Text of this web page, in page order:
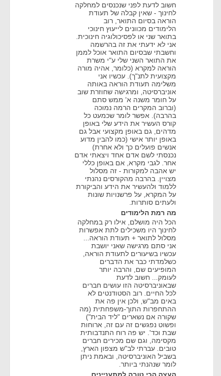
חשוב לדעת לפני שנכנסים למחלקה
לחינוך - שאין קבלה של תעודת
הוראה בסיום התואר, רוב
הלימודים מכוונים לייעוץ חינוכי
בתואר שני או לפסיכולוגיה חינוכית.
אני לא ידעתי את זה בהרשמה
וחשבתי שבסיום התואר אוכל לממן
את התואר השני שלי ע"י משרת
הוראה למקרא (כלומר, אהיה מורה
מקצועית לתנ"ך). עכשיו אני
משלימה תעודת הוראה באותה
אוניברסיטה, ומרגישה שחוזרת שוב
על חומר משנה א' ממש סתם
(וברוב המקרים הרמה נמוכה
בהרבה). אפשר לומר שכמעט כל
קורס העשיר את הידע שלי באופן
מדהים, גם באופן מקצועי אבל גם
באופן יותר אישי (כמו להבין מדוע
אנשים פועלים כך ולא אחרת)
נכנסתי לשם אדם אחד ויצאתי אדם
אחר. לגבי מקרא, אם באופן כללי
יש אהבה למקורות - זה מסלול
מצויין. בהרבה מהקורסים נהנתי
ללמוד ולהעשיר את הידע והביקורת
על המקרא, על פרשנויות שונות
ולעתים סותרות.
מה רמת הלימודים
הכל היה מושלם, אילו רק במחלקה
לחינוך היו משכילים לתת אפשרות
מסלול לתואר + תעודת הוראה...
אני סתם מרגישה שאני יושבת
עכשיו בשיעורים לתעודת הוראה,
כשלמדתי כבר את הדברים
המופיעים שם, והרבה יותר
לעומק... חשוב לדעת
שבאוניברסיטה הזו עושים חברים
לכל החיים. רוב הסטודנטים לא
באים מב"ש, ולכן אין פה את
ההתחפרות התוך-משפחתית (מה
שקורה אם נשארים "ליד הבית")
ופשוט נפגשים זה עם זה, ארוחות
שבת וכד'. יש פה רוח התנדבותית
מקסימה, וגם שם מכירים חברים
טובים. עברתי לב"ש מצפון הארץ,
בשביל האוניברסיטה, ובאמת ניתן
לומר שנהנתי ביותר.